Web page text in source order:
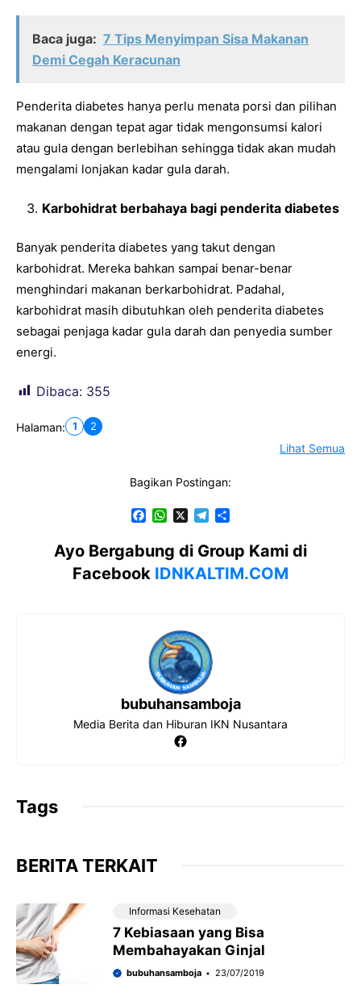
Baca juga: 7 Tips Menyimpan Sisa Makanan
Demi Cegah Keracunan
Penderita diabetes hanya perlu menata porsi dan pilihan
makanan dengan tepat agar tidak mengonsumsi kalori
atau gula dengan berlebihan sehingga tidak akan mudah
mengalami lonjakan kadar gula darah.
Karbohidrat berbahaya bagi penderita diabetes
Banyak penderita diabetes yang takut dengan
karbohidrat. Mereka bahkan sampai benar-benar
menghindari makanan berkarbohidrat. Padahal,
karbohidrat masih dibutuhkan oleh penderita diabetes
sebagai penjaga kadar gula darah dan penyedia sumber
energi.
Dibaca: 355
Halaman: 1 2
Lihat Semua
Bagikan Postingan:
c
e
b
W
a
t
s
l
e
g
a
r
e
Ayo Bergabung di Group Kami di
Facebook IDNKALTIM.COM
bubuhansamboja
Media Berita dan Hiburan IKN Nusantara
Facebook
Tags
BERITA TERKAIT
Informasi Kesehatan
7 Kebiasaan yang Bisa
Membahayakan Ginjal
bubuhansamboja 23/07/2019